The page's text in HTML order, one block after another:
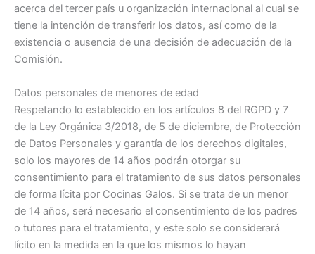
acerca del tercer país u organización internacional al cual se
tiene la intención de transferir los datos, así como de la
existencia o ausencia de una decisión de adecuación de la
Comisión.
Datos personales de menores de edad
Respetando lo establecido en los artículos 8 del RGPD y 7
de la Ley Orgánica 3/2018, de 5 de diciembre, de Protección
de Datos Personales y garantía de los derechos digitales,
solo los mayores de 14 años podrán otorgar su
consentimiento para el tratamiento de sus datos personales
de forma lícita por Cocinas Galos. Si se trata de un menor
de 14 años, será necesario el consentimiento de los padres
o tutores para el tratamiento, y este solo se considerará
lícito en la medida en la que los mismos lo hayan